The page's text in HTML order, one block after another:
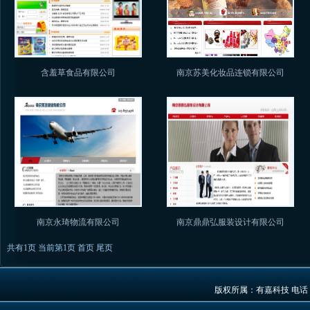
含羞草食品有限公司 南京苏美化妆品连锁有限公司
南京永琦物流有限公司 南京鼎鼎弘服装设计有限公司
共有1页 当前第1页 首页 尾页
版权所属：有嘉科技 电话